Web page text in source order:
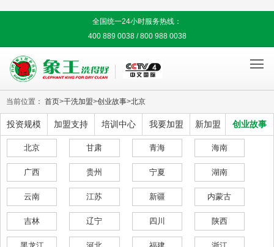
全国统一24小时服务热线：
400 889 0038 / 800 988 0038

当前位置： 首页>干洗加盟>创业故事>北京
投资规模 加盟支持 培训中心 我要加盟 新加盟 创业故事
北京 甘肃 青海 海南
广西 贵州 宁夏 湖南
云南 江苏 新疆 内蒙古
吉林 辽宁 四川 陕西